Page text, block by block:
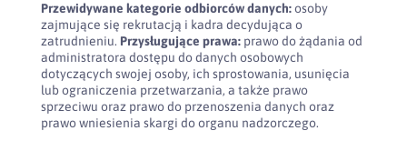
Przewidywane kategorie odbiorców danych:osoby
zajmujące się rekrutacją i kadra decydująca o
zatrudnieniu. Przysługujące prawa:prawo do żądania od
administratora dostępu do danych osobowych
dotyczących swojej osoby, ich sprostowania, usunięcia
lub ograniczenia przetwarzania, a także prawo
sprzeciwu oraz prawo do przenoszenia danych oraz
prawo wniesienia skargi do organu nadzorczego.